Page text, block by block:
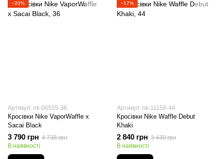
−20%
Артикул: nk-06555-36
Кросівки Nike VaporWaffle x
Sacai Black
3 790 грн 4 738 грн
В наявності
−17%
Артикул: nk-11156-44
Кросівки Nike Waffle Debut
Khaki
2 840 грн 3 430 грн
В наявності